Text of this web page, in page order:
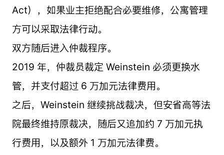
Act），如果业主拒绝配合必要维修，公寓管理
方可以采取法律行动。
双方随后进入仲裁程序。
2019 年，仲裁员裁定 Weinstein 必须更换水
管，并支付超过 6 万加元法律费用。
之后，Weinstein 继续挑战裁决，但安省高等法
院最终维持原裁决，随后又追加约 7 万加元执
行费用，以及额外 1 万加元法律费。